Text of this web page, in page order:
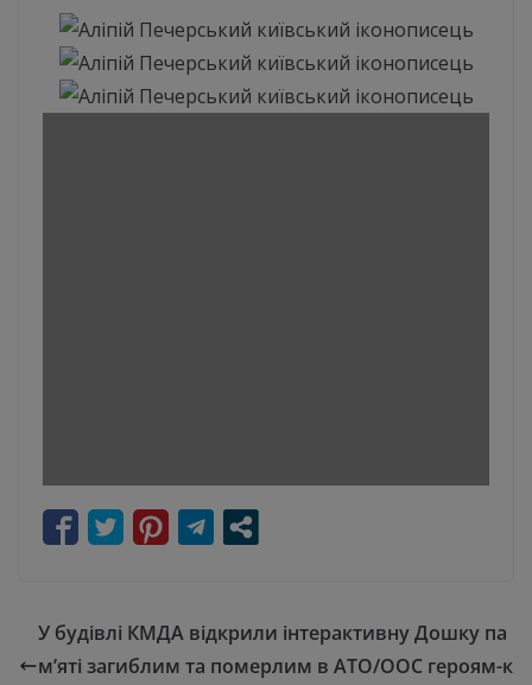
У будівлі КМДА відкрили інтерактивну Дошку па
м’яті загиблим та померлим в АТО/ООС героям-к